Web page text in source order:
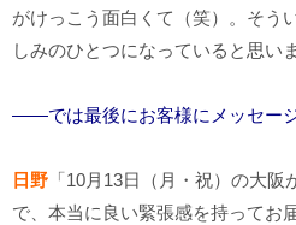
がけっこう面白くて（笑）。そう
しみのひとつになっていると思い
――では最後にお客様にメッセージ
日野 「10月 13日（月・祝）の大阪
で、本当に良い緊張感を持ってお